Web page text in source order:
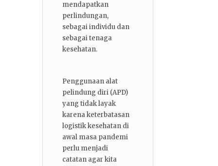
mendapatkan
perlindungan,
sebagai individu dan
sebagai tenaga
kesehatan.
Penggunaan alat
pelindung diri (APD)
yang tidak layak
karena keterbatasan
logistik kesehatan di
awal masa pandemi
perlu menjadi
catatan agar kita